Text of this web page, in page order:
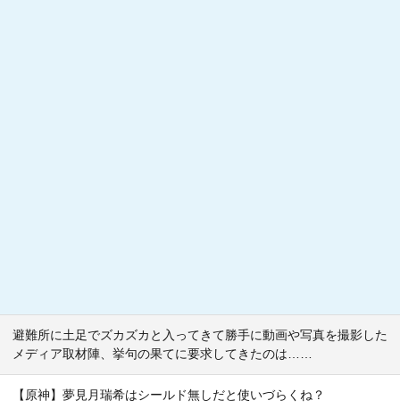
避難所に土足でズカズカと入ってきて勝手に動画や写真を撮影した
メディア取材陣、挙句の果てに要求してきたのは……
【原神】夢見月瑞希はシールド無しだと使いづらくね？